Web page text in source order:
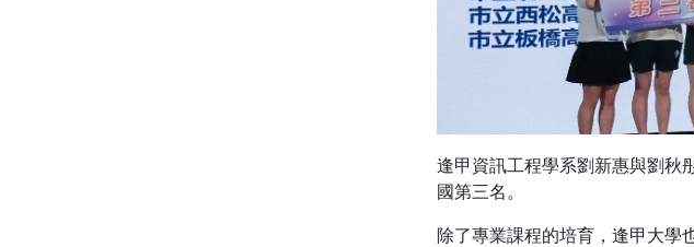
逢甲資訊工程學系劉新惠與劉秋
國第三名。
除了專業課程的培育，逢甲大學